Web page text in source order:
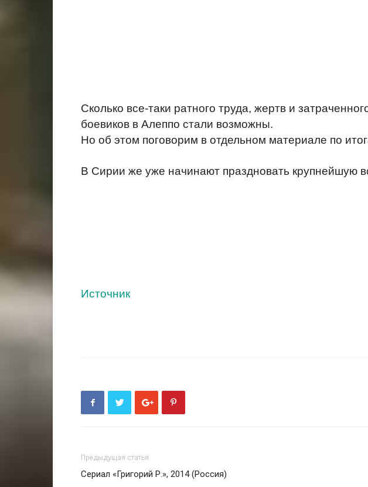
Сколько все-таки ратного труда, жертв и
боевиков в Алеппо стали возможны.
Но об этом поговорим в отдельном материале по
В Сирии же уже начинают праздновать крупнейшую
Источник
Предыдущая статья
Сериал «Григорий Р.», 2014 (Россия)